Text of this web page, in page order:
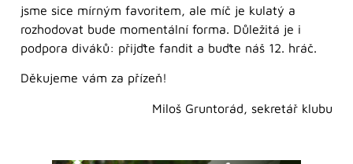
jsme sice mírným favoritem, ale míč je kulatý a
rozhodovat bude momentální forma. Důležitá je i
podpora diváků: přijďte fandit a buďte náš 12. hráč.
Děkujeme vám za přízeň!
Miloš Gruntorád, sekretář klubu